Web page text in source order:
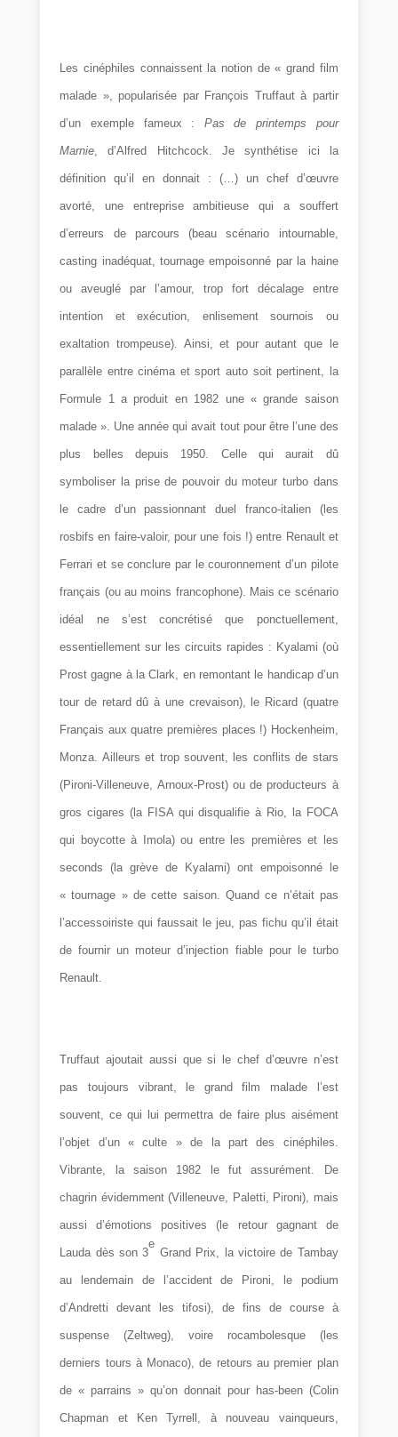
Les cinéphiles connaissent la notion de « grand film
malade », popularisée par François Truffaut à partir
d’un exemple fameux : Pas de printemps pour
Marnie, d’Alfred Hitchcock. Je synthétise ici la
définition qu’il en donnait : (…) un chef d’œuvre
avorté, une entreprise ambitieuse qui a souffert
d’erreurs de parcours (beau scénario intournable,
casting inadéquat, tournage empoisonné par la haine
ou aveuglé par l’amour, trop fort décalage entre
intention et exécution, enlisement sournois ou
exaltation trompeuse). Ainsi, et pour autant que le
parallèle entre cinéma et sport auto soit pertinent, la
Formule 1 a produit en 1982 une « grande saison
malade ». Une année qui avait tout pour être l’une des
plus belles depuis 1950. Celle qui aurait dû
symboliser la prise de pouvoir du moteur turbo dans
le cadre d’un passionnant duel franco-italien (les
rosbifs en faire-valoir, pour une fois !) entre Renault et
Ferrari et se conclure par le couronnement d’un pilote
français (ou au moins francophone). Mais ce scénario
idéal ne s’est concrétisé que ponctuellement,
essentiellement sur les circuits rapides : Kyalami (où
Prost gagne à la Clark, en remontant le handicap d’un
tour de retard dû à une crevaison), le Ricard (quatre
Français aux quatre premières places !) Hockenheim,
Monza. Ailleurs et trop souvent, les conflits de stars
(Pironi-Villeneuve, Arnoux-Prost) ou de producteurs à
gros cigares (la FISA qui disqualifie à Rio, la FOCA
qui boycotte à Imola) ou entre les premières et les
seconds (la grève de Kyalami) ont empoisonné le
« tournage » de cette saison. Quand ce n’était pas
l’accessoiriste qui faussait le jeu, pas fichu qu’il était
de fournir un moteur d’injection fiable pour le turbo
Renault.
Truffaut ajoutait aussi que si le chef d’œuvre n’est
pas toujours vibrant, le grand film malade l’est
souvent, ce qui lui permettra de faire plus aisément
l’objet d’un « culte » de la part des cinéphiles.
Vibrante, la saison 1982 le fut assurément. De
chagrin évidemment (Villeneuve, Paletti, Pironi), mais
aussi d’émotions positives (le retour gagnant de
Lauda dès son 3
e
Grand Prix, la victoire de Tambay
au lendemain de l’accident de Pironi, le podium
d’Andretti devant les tifosi), de fins de course à
suspense (Zeltweg), voire rocambolesque (les
derniers tours à Monaco), de retours au premier plan
de « parrains » qu’on donnait pour has-been (Colin
Chapman et Ken Tyrrell, à nouveau vainqueurs,